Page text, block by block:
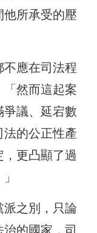
所承受的壓
不應在司法程
「然而這起案
議、延宕數
法的公正性產
更凸顯了過
派之別，只論
的國家，司